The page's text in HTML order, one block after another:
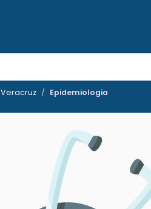
Veracruz Epidemiologia